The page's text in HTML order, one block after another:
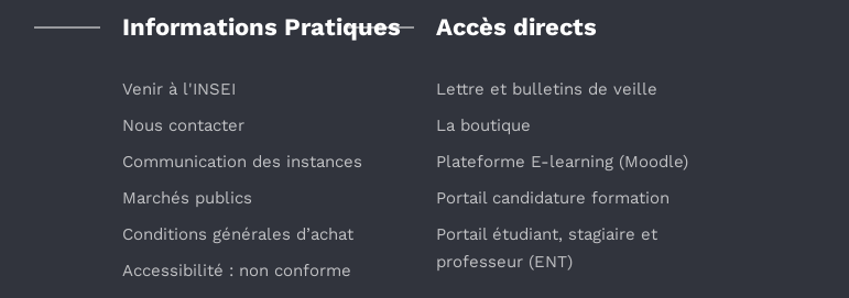
Informations Pratiques
Venir à l'INSEI
Nous contacter
Communication des instances
Marchés publics
Conditions générales d’achat
Accessibilité : non conforme
Accès directs
Lettre et bulletins de veille
La boutique
Plateforme E-learning (Moodle)
Portail candidature formation
Portail étudiant, stagiaire et
professeur (ENT)